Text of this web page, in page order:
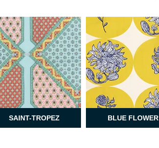
SAINT-TROPEZ BLUE FLOWER